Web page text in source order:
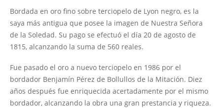
Adviento y Navidad
Otros Cultos
Hermanos
Gestiones online
Secretaría
Bordada en oro fino sobre terciopelo de Lyon negro, es la
saya más antigua que posee la imagen de Nuestra Señora
de la Soledad. Su pago se efectuó el día 20 de agosto de
1815, alcanzando la suma de 560 reales.
Fue pasado el oro a nuevo terciopelo en 1986 por el
bordador Benjamín Pérez de Bollullos de la Mitación. Diez
años después fue enriquecida acertadamente por el mismo
bordador, alcanzando la obra una gran prestancia y riqueza.